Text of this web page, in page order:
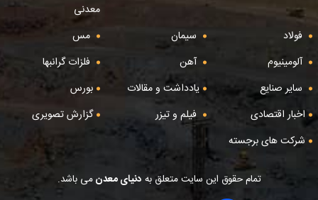
معدنی
فولاد
سیمان
مس
آلومینیوم
آهن
فلزات گرانبها
سایر صنایع
یادداشت و مقالات
بورس
اخبار اقتصادی
فیلم و تیزر
گزارش تصویری
شرکت های برجسته
تمام حقوق این سایت متعلق به دنیای معدنمی باشد.